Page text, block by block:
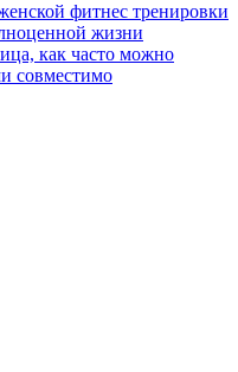
фитнес тренировки
жизни
как часто можно
совместимо